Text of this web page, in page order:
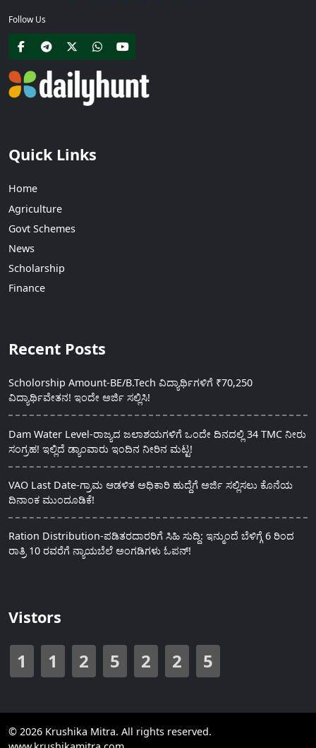
Follow Us
Quick Links
Home
Agriculture
Govt Schemes
News
Scholarship
Finance
Recent Posts
Scholorship Amount-BE/B.Tech ವಿದ್ಯಾರ್ಥಿಗಳಿಗೆ ₹70,250
ವಿದ್ಯಾರ್ಥಿವೇತನ! ಇಂದೇ ಅರ್ಜಿ ಸಲ್ಲಿಸಿ!
Dam Water Level-ರಾಜ್ಯದ ಜಲಾಶಯಗಳಿಗೆ ಒಂದೇ ದಿನದಲ್ಲಿ 34 TMC ನೀರು
ಸಂಗ್ರಹ! ಇಲ್ಲಿದೆ ಡ್ಯಾಂವಾರು ಇಂದಿನ ನೀರಿನ ಮಟ್ಟ!
VAO Last Date-ಗ್ರಾಮ ಆಡಳಿತ ಅಧಿಕಾರಿ ಹುದ್ದೆಗೆ ಅರ್ಜಿ ಸಲ್ಲಿಸಲು ಕೊನೆಯ
ದಿನಾಂಕ ಮುಂದೂಡಿಕೆ!
Ration Distribution-ಪಡಿತರದಾರರಿಗೆ ಸಿಹಿ ಸುದ್ದಿ: ಇನ್ಮುಂದೆ ಬೆಳಿಗ್ಗೆ 6 ರಿಂದ
ರಾತ್ರಿ 10 ರವರೆಗೆ ನ್ಯಾಯಬೆಲೆ ಅಂಗಡಿಗಳು ಓಪನ್!
Vistors
1 1 2 5 2 2 5
© 2026 Krushika Mitra. All rights reserved.